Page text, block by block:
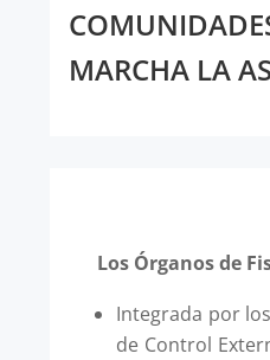
MARCHA LA
Los Órganos de
Integrada por
de Control